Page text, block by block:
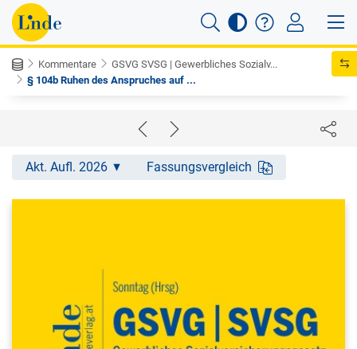
Kommentare
GSVG SVSG | Gewerbliches Sozialv...
§ 104b Ruhen des Anspruches auf ...
Akt. Aufl. 2026 Fassungsvergleich